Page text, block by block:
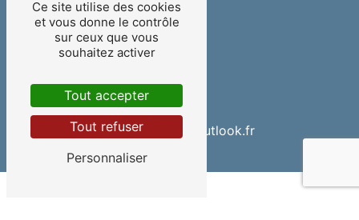
E-mail
teampiscines@outlook.fr
Ce site utilise des cookies
et vous donne le contrôle
sur ceux que vous
souhaitez activer
Tout accepter
Tout refuser
Personnaliser